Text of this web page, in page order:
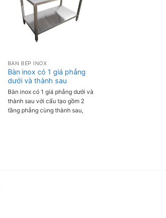
BÀN BẾP INOX
Bàn inox có 1 giá phẳng
dưới và thành sau
Bàn inox có 1 giá phẳng dưới và
thành sau với cấu tạo gồm 2
tầng phẳng cùng thành sau,